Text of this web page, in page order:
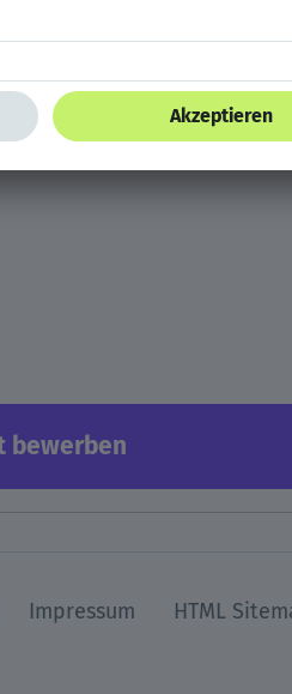
– wir bieten Ihnen
sowie Einkauf &
Menschen, die zur
bewerben
Impressum HTML